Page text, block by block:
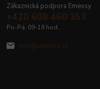
Zákaznická podpora Emessy
+420 608 460 353
Po-Pá: 09-18 hod.
info@emessa.cz